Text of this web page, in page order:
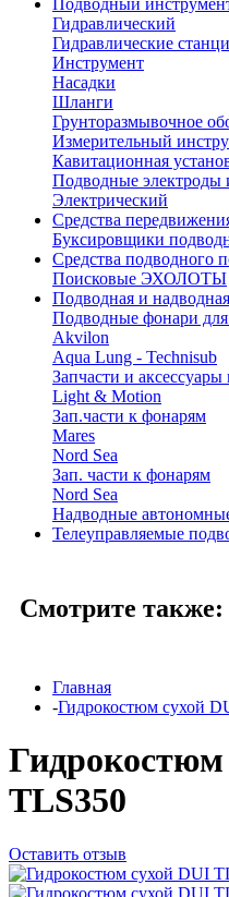
Подводный
Гидравлический
Гидравлические
Инструмент
Насадки
Шланги
Грунторазмывочное
Измерительный
Кавитационная
Подводные электроды
Электрический
Средства
Буксировщики
Средства подводного
Поисковые ЭХОЛОТЫ
Подводная и
Подводные фонари для
Akvilon
Aqua Lung - Technisub
Запчасти и
Light & Motion
Зап.части к фонарям
Mares
Nord Sea
Зап. части к фонарям
Nord Sea
Надводные
Телеуправляемые
Смотрите также:
Главная
-Гидрокостюм сухой
Гидрокостюм
TLS350
Оставить отзыв